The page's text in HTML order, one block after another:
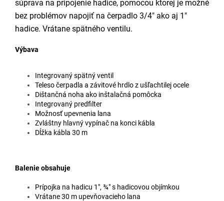
súprava na pripojenie hadice, pomocou ktorej je možné
bez problémov napojiť na čerpadlo 3/4" ako aj 1"
hadice. Vrátane spätného ventilu.
Výbava
Integrovaný spätný ventil
Teleso čerpadla a závitové hrdlo z ušľachtilej ocele
Dištančná noha ako inštalačná pomôcka
Integrovaný predfilter
Možnosť upevnenia lana
Zvláštny hlavný vypínač na konci kábla
Dĺžka kábla 30 m
Balenie obsahuje
Prípojka na hadicu 1″, ¾″ s hadicovou objímkou
Vrátane 30 m upevňovacieho lana